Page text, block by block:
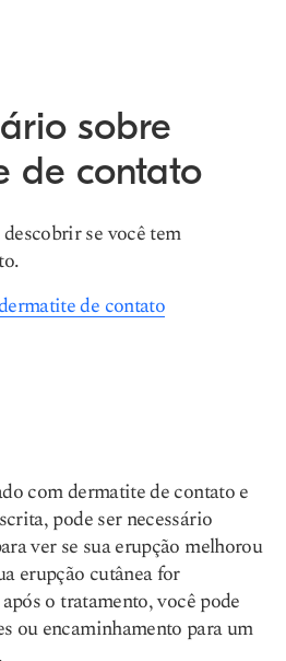
sobre
de contato
se você tem
de contato
com dermatite de contato e
pode ser necessário
ver se sua erupção melhorou
erupção cutânea for
o tratamento, você pode
ou encaminhamento para um